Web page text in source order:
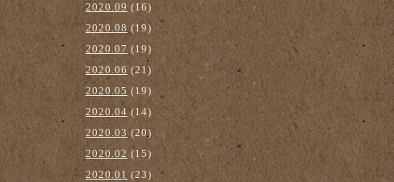
2020.09(16)
2020.08 (19)
2020.07(19)
2020.06 (21)
2020.05(19)
2020.04(14)
2020.03(20)
2020.02(15)
2020.01 (23)